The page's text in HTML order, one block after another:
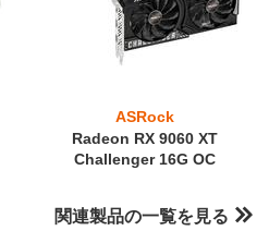
ASRock
Radeon RX 9060 XT
Challenger 16G OC
関連製品の一覧を見る